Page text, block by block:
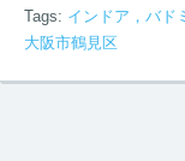
Tags: インドア，バド
大阪市鶴見区